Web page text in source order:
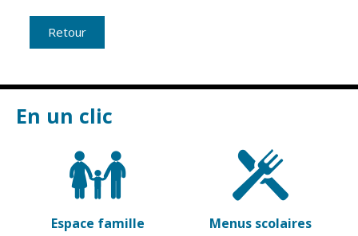
Santé
Centre de
Contrat local
Établissements
de soins
Pharmacies de
garde
Médiathèque
Découvrir
Vierzon
Archives du
vendredi
Retour
En un clic
Espace famille Menus scolaires